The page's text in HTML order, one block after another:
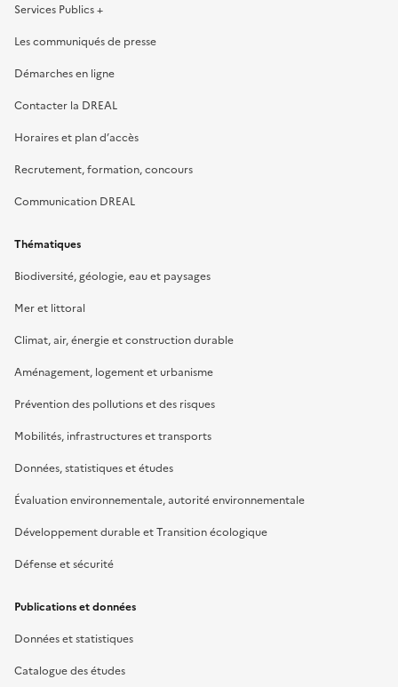
Services Publics +
Les communiqués de presse
Démarches en ligne
Contacter la DREAL
Horaires et plan d’accès
Recrutement, formation, concours
Communication DREAL
Thématiques
Biodiversité, géologie, eau et paysages
Mer et littoral
Climat, air, énergie et construction durable
Aménagement, logement et urbanisme
Prévention des pollutions et des risques
Mobilités, infrastructures et transports
Données, statistiques et études
Évaluation environnementale, autorité environnementale
Développement durable et Transition écologique
Défense et sécurité
Publications et données
Données et statistiques
Catalogue des études